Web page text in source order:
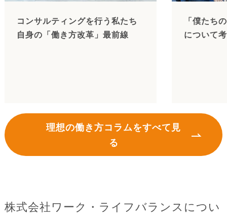
コンサルティングを行う私たち
自身の「働き方改革」最前線
「僕たち
について
理想の働き方コラムをすべて見
る
株式会社ワーク・ライフバランスについ